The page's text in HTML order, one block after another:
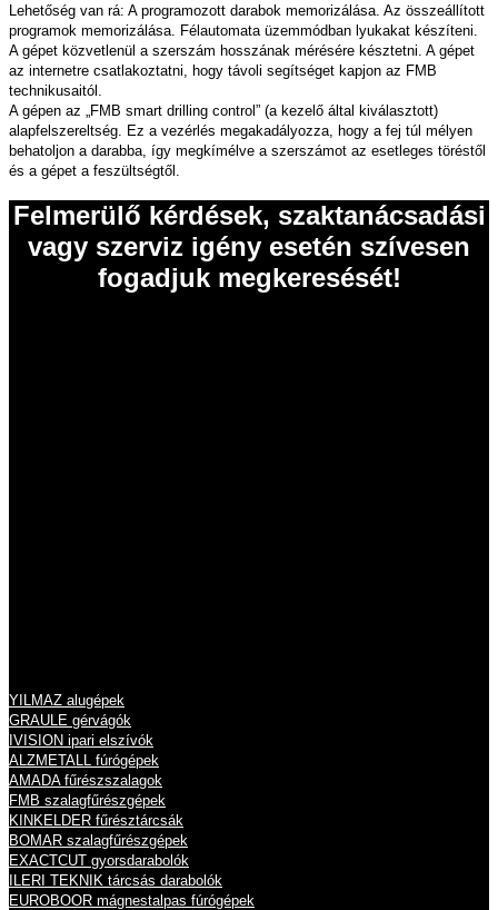
Lehetőség van rá: A programozott darabok memorizálása. Az összeállított
programok memorizálása. Félautomata üzemmódban lyukakat készíteni.
A gépet közvetlenül a szerszám hosszának mérésére késztetni. A gépet
az internetre csatlakoztatni, hogy távoli segítséget kapjon az FMB
technikusaitól.
A gépen az „FMB smart drilling control” (a kezelő által kiválasztott)
alapfelszereltség. Ez a vezérlés megakadályozza, hogy a fej túl mélyen
behatoljon a darabba, így megkímélve a szerszámot az esetleges töréstől
és a gépet a feszültségtől.
Felmerülő kérdések, szaktanácsadási
vagy szerviz igény esetén szívesen
fogadjuk megkeresését!
YILMAZ alugépek
GRAULE gérvágók
IVISION ipari elszívók
ALZMETALL fúrógépek
AMADA fűrészszalagok
FMB szalagfűrészgépek
KINKELDER fűrésztárcsák
BOMAR szalagfűrészgépek
EXACTCUT gyorsdarabolók
ILERI TEKNIK tárcsás darabolók
EUROBOOR mágnestalpas fúrógépek